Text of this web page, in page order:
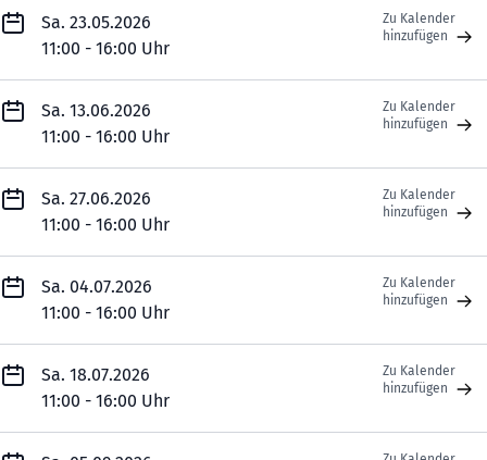
Sa. 23.05.2026
11:00 - 16:00 Uhr
Zu Kalender
hinzufügen
Sa. 13.06.2026
11:00 - 16:00 Uhr
Zu Kalender
hinzufügen
Sa. 27.06.2026
11:00 - 16:00 Uhr
Zu Kalender
hinzufügen
Sa. 04.07.2026
11:00 - 16:00 Uhr
Zu Kalender
hinzufügen
Sa. 18.07.2026
11:00 - 16:00 Uhr
Zu Kalender
hinzufügen